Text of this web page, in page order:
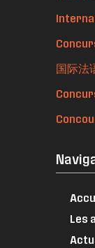
国际法
Les